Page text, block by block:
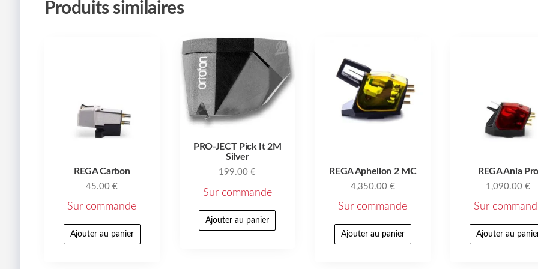
Produits similaires
REGA Carbon
45.00€
Sur commande
Ajouter au panier
PRO-JECT Pick It 2M
Silver
199.00€
Sur commande
Ajouter au panier
REGA Aphelion 2 MC
4,350.00 €
Sur commande
Ajouter au panier
REGA Ania Pro
1,090.00€
Sur
Ajouter au